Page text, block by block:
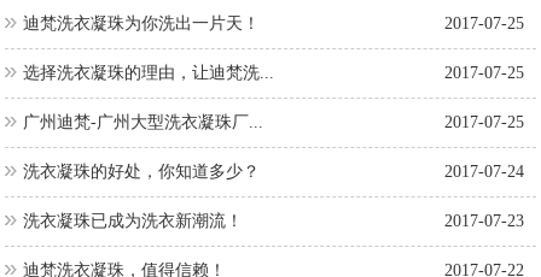
2017-07-25
迪梵洗衣凝珠为你洗出一片天！
2017-07-25
选择洗衣凝珠的理由，让迪梵洗...
2017-07-25
广州迪梵-广州大型洗衣凝珠厂...
2017-07-24
洗衣凝珠的好处，你知道多少？
2017-07-23
洗衣凝珠已成为洗衣新潮流！
2017-07-22
迪梵洗衣凝珠，值得信赖！